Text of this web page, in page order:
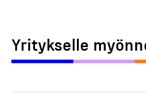
Yritykselle